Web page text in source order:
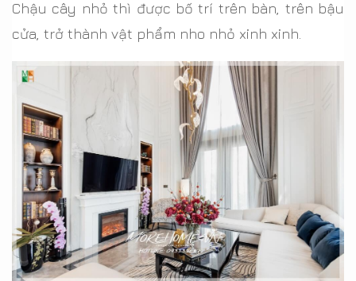
Chậu cây nhỏ thì được bố trí trên bàn, trên bậu
cửa, trở thành vật phẩm nho nhỏ xinh xinh.